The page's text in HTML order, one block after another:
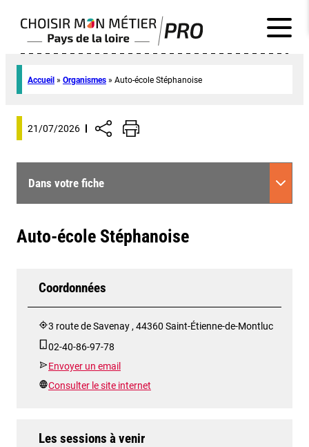
Accueil » Organismes » Auto-école Stéphanoise
21/07/2026
Dans votre fiche
Auto-école Stéphanoise
Coordonnées
3 route de Savenay , 44360 Saint-Étienne-de-Montluc
02-40-86-97-78
Envoyer un email
Consulter le site internet
Les sessions à venir